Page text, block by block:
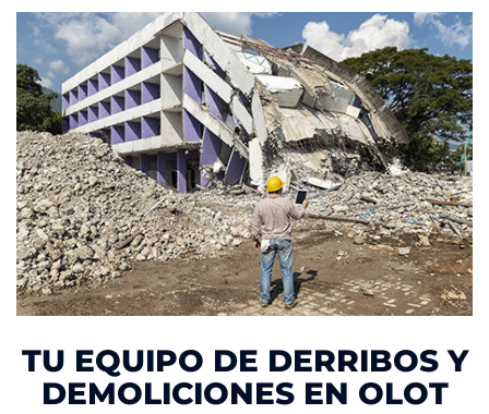
TU EQUIPO DE DERRIBOS Y
DEMOLICIONES EN OLOT